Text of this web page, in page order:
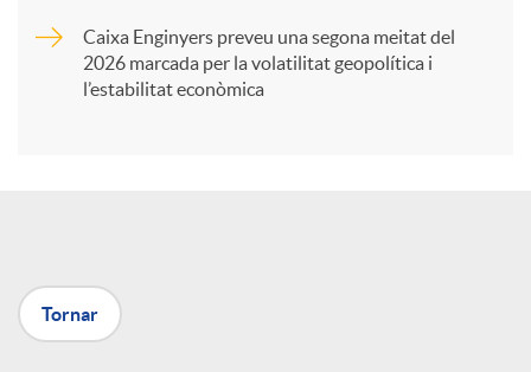
X
Caixa Enginyers preveu una segona meitat del
2026 marcada per la volatilitat geopolítica i
l’estabilitat econòmica
Tornar